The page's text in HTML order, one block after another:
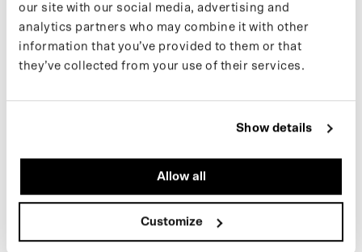
our site with our social media, advertising and
analytics partners who may combine it with other
information that you’ve provided to them or that
they’ve collected from your use of their services.
Show details
Allow all
Customize
BLUE GREY
Meer informatie over onze producten vind je op onze support
pagina. Wil je op de hoogte blijven van nieuwe drops en het
laatste nieuws, volg ons dan op Instagram of meld je aan voor
onze nieuwsbrief.